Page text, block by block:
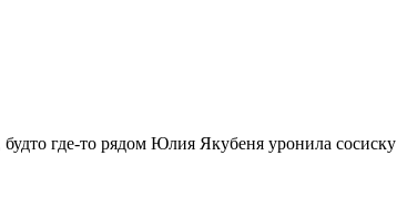
где-то рядом Юлия Якубеня уронила сосиску